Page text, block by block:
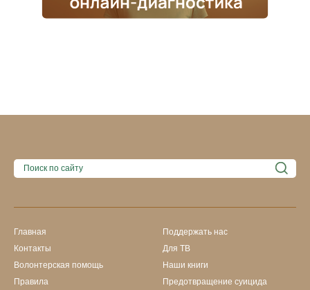
Главная
Контакты
Волонтерская помощь
Правила
Поддержать нас
Для ТВ
Наши книги
Предотвращение суицида